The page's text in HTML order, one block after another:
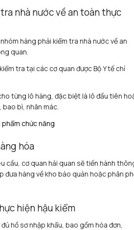
nhà nước về an toàn thực
hàng phải kiểm tra nhà nước về an
quan.
tra tại các cơ quan được Bộ Y tế chỉ
từng lô hàng, đặc biệt là lô đầu tiên
bì, nhãn mác.
hóa
cầu, cơ quan hải quan sẽ tiến hành
đưa hàng về kho bảo quản hoặc phân
hiện hậu kiểm
hồ sơ nhập khẩu, bao gồm hóa đơn,